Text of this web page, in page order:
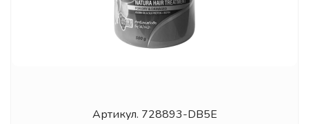
Артикул. 728893-DB5E